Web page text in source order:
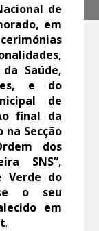
de
em
Saúde,
e do
de
final da
Secção
dos
SNS”,
Verde do
se o seu
em
.